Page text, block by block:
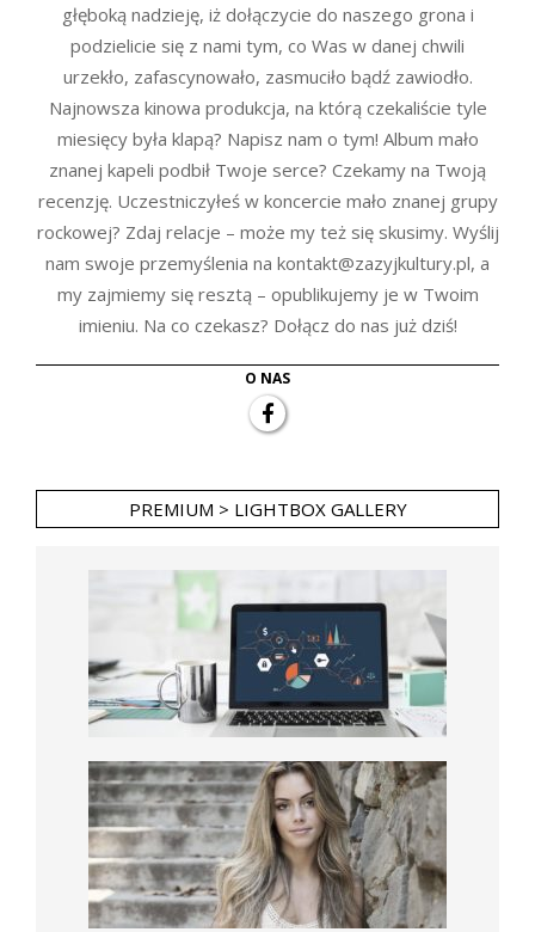
głęboką nadzieję, iż dołączycie do naszego grona i
podzielicie się z nami tym, co Was w danej chwili
urzekło, zafascynowało, zasmuciło bądź zawiodło.
Najnowsza kinowa produkcja, na którą czekaliście tyle
miesięcy była klapą? Napisz nam o tym! Album mało
znanej kapeli podbił Twoje serce? Czekamy na Twoją
recenzję. Uczestniczyłeś w koncercie mało znanej grupy
rockowej? Zdaj relacje – może my też się skusimy. Wyślij
nam swoje przemyślenia na kontakt@zazyjkultury.pl, a
my zajmiemy się resztą – opublikujemy je w Twoim
imieniu. Na co czekasz? Dołącz do nas już dziś!
O NAS
PREMIUM > LIGHTBOX GALLERY